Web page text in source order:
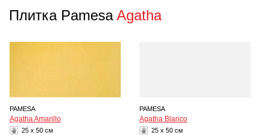
Плитка PamesaAgatha
PAMESA
Agatha Amarillo
25 x 50 см
PAMESA
Agatha Blanco
25 x 50 см